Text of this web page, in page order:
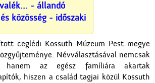
- állandó
közösség - időszaki
ceglédi Kossuth Múzeum Pest megye
Névválasztásával nemcsak
hanem az egész famíliára akartak
hiszen a család tagjai közül Kossuth